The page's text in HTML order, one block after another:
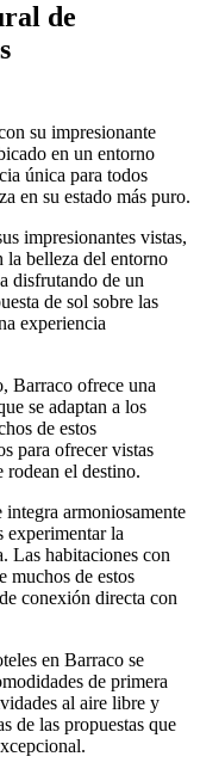
de
su impresionante
en un entorno
única para todos
en su estado más puro.
impresionantes vistas,
la belleza del entorno
disfrutando de un
de sol sobre las
experiencia
Barraco ofrece una
se adaptan a los
de estos
para ofrecer vistas
rodean el destino.
armoniosamente
experimentar la
Las habitaciones con
muchos de estos
conexión directa con
en Barraco se
de primera
al aire libre y
de las propuestas que